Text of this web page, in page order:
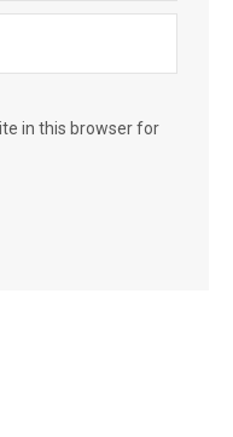
in this browser for